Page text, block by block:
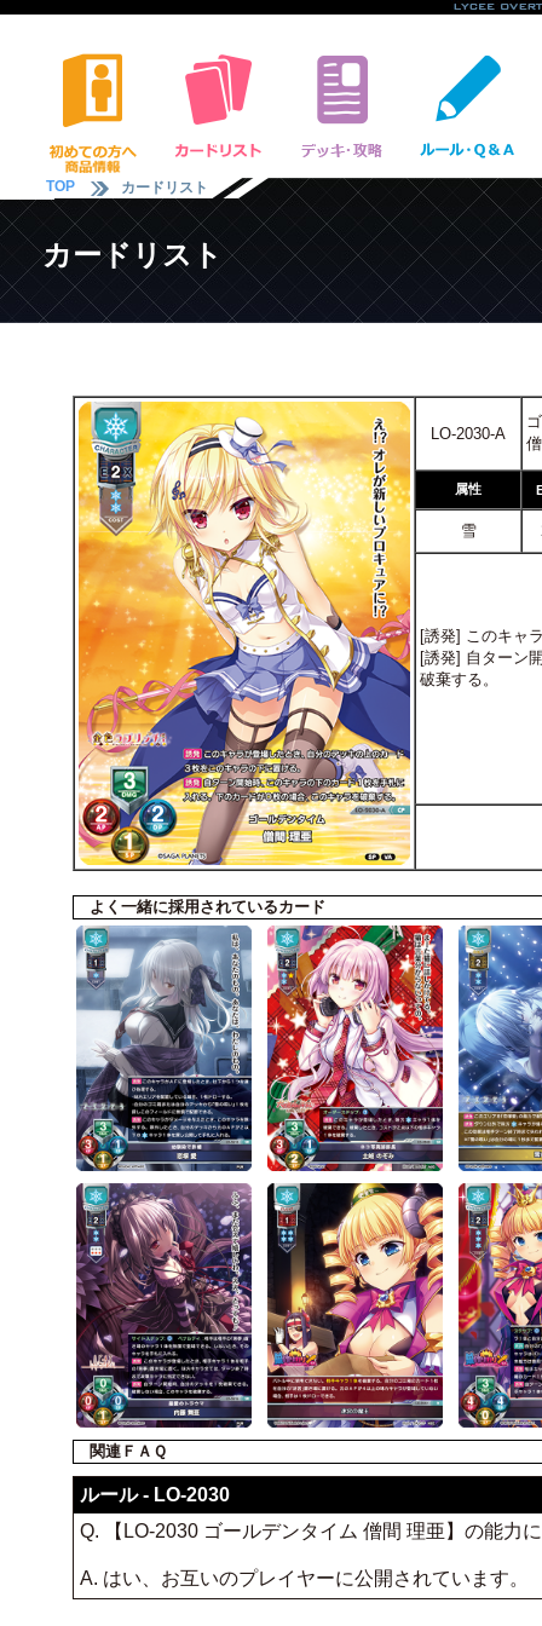
TOP カードリスト
カードリスト
LO-2030-A
属性
雪
[誘発] このキャ
[誘発] 自ターン
破棄する。
よく一緒に採用されているカード
関連ＦＡＱ
ルール - LO-2030
Q. 【LO-2030 ゴールデンタイム 僧間 理亜】の能力
A. はい、お互いのプレイヤーに公開されています。